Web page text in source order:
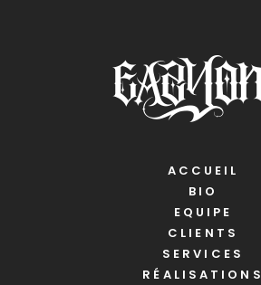
ACCUEIL
BIO
EQUIPE
CLIENTS
SERVICES
RÉALISATIONS